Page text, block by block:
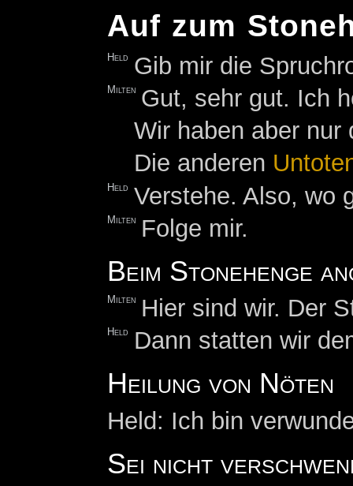
Auf zum
Held Gib mir die
Milten Gut, sehr gut. Ich
Wir haben aber nur
Die anderen
Held Verstehe. Also, wo
Milten Folge mir.
Beim Stonehenge
Milten Hier sind wir. Der
Held Dann statten wir
Heilung von Nöten
Held: Ich bin
Sei nicht